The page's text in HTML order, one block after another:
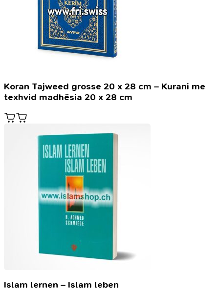
Koran Tajweed grosse 20 x 28 cm – Kurani me
texhvid madhësia 20 x 28 cm
Islam lernen – Islam leben